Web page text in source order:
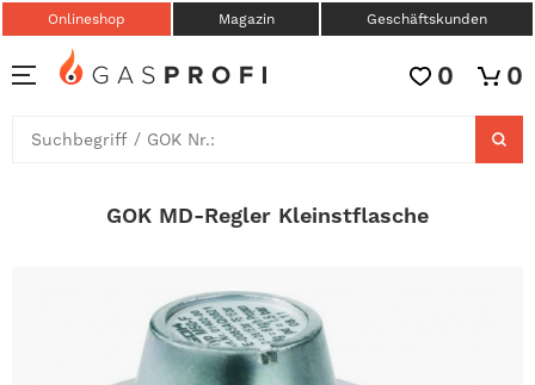
Onlineshop Magazin Geschäftskunden
0 0
GOK MD-Regler Kleinstflasche